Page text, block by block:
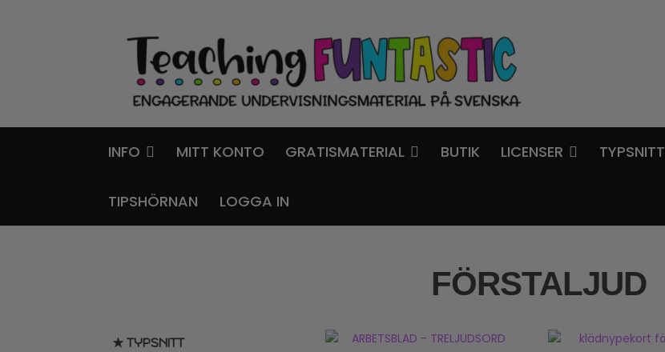
Hoppa
navigering
Gå
innehåll
INFO MITT KONTO GRATISMATERIAL BUTIK LICENSER TYPSNITT
TIPSHÖRNAN LOGGA IN
FÖRSTALJUD
★ TYPSNITT